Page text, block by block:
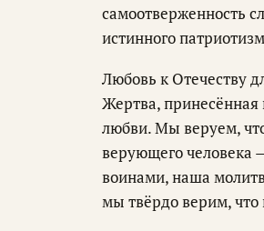
самоотверженность
истинного
Любовь к Отечеству
Жертва, принесённая
любви. Мы веруем,
верующего человека
воинами, наша
мы твёрдо верим, что